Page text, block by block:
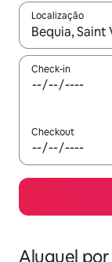
Localização
Quando os
Check-in
Checkout
Aluguel